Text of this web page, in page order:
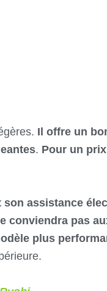
Il offre un
. Pour un
son assistance
conviendra pas
plus